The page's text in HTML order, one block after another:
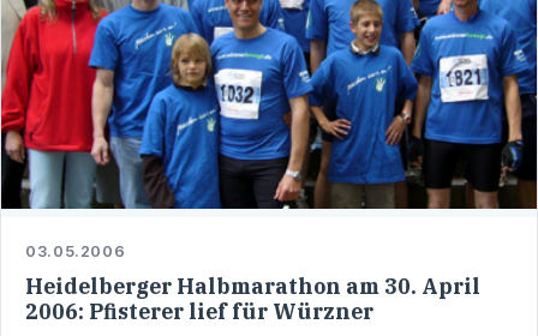
03.05.2006
Heidelberger Halbmarathon am 30. April
2006: Pfisterer lief für Würzner